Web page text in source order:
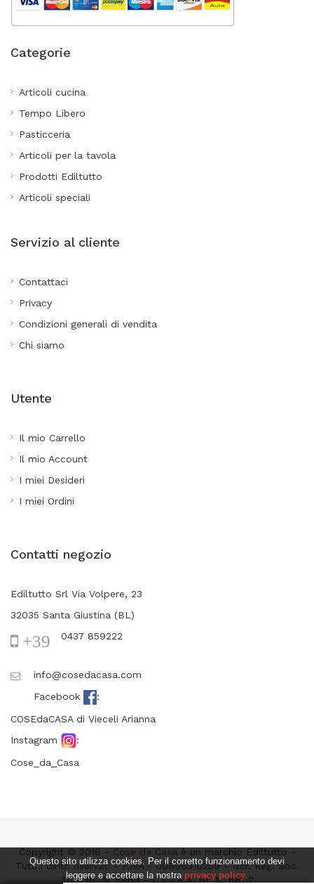
Categorie
Articoli cucina
Tempo Libero
Pasticceria
Articoli per la tavola
Prodotti Ediltutto
Articoli speciali
Servizio al cliente
Contattaci
Privacy
Condizioni generali di vendita
Chi siamo
Utente
Il mio Carrello
Il mio Account
I miei Desideri
I miei Ordini
Contatti negozio
Ediltutto Srl Via Volpere, 23
32035 Santa Giustina (BL)
+39 0437 859222
:
info@cosedacasa.com
Facebook
:
COSEdaCASA di Vieceli Arianna
Instagram
:
Cose_da_Casa
Copyright © 2016 - Cose da Casa è un marchio Ediltutto -
Tutti i diritti riservati - P.IVA - 00696310259 - Iscr. Reg. Soc.
Trib. BL N. 5963 – C.C.I.A.A. BL N. 66112
Questo sito utilizza cookies. Per il corretto funzionamento devi
leggere e accettare la nostra privacy policy.